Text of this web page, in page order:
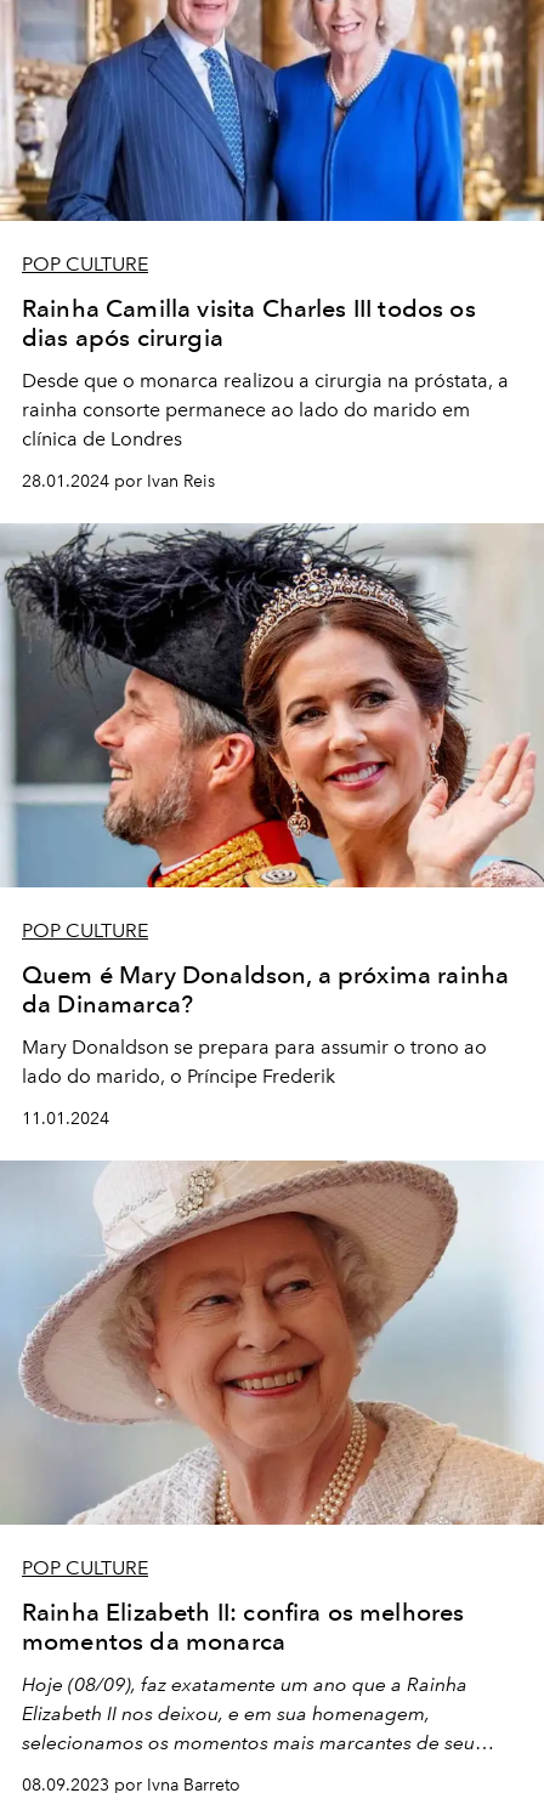
POP CULTURE
Rainha Camilla visita Charles III todos os
dias após cirurgia
Desde que o monarca realizou a cirurgia na próstata, a
rainha consorte permanece ao lado do marido em
clínica de Londres
28.01.2024 por Ivan Reis
POP CULTURE
Quem é Mary Donaldson, a próxima rainha
da Dinamarca?
Mary Donaldson se prepara para assumir o trono ao
lado do marido, o Príncipe Frederik
11.01.2024
POP CULTURE
Rainha Elizabeth II: confira os melhores
momentos da monarca
Hoje (08/09), faz exatamente um ano que a Rainha
Elizabeth II nos deixou, e em sua homenagem,
selecionamos os momentos mais marcantes de seu
08.09.2023 por Ivna Barreto